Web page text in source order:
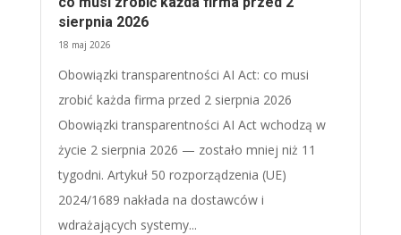
sierpnia 2026
18 maj 2026
Obowiązki transparentności AI Act: co musi
zrobić każda firma przed 2 sierpnia 2026
Obowiązki transparentności AI Act wchodzą w
życie 2 sierpnia 2026 — zostało mniej niż 11
tygodni. Artykuł 50 rozporządzenia (UE)
2024/1689 nakłada na dostawców i
wdrażających systemy...